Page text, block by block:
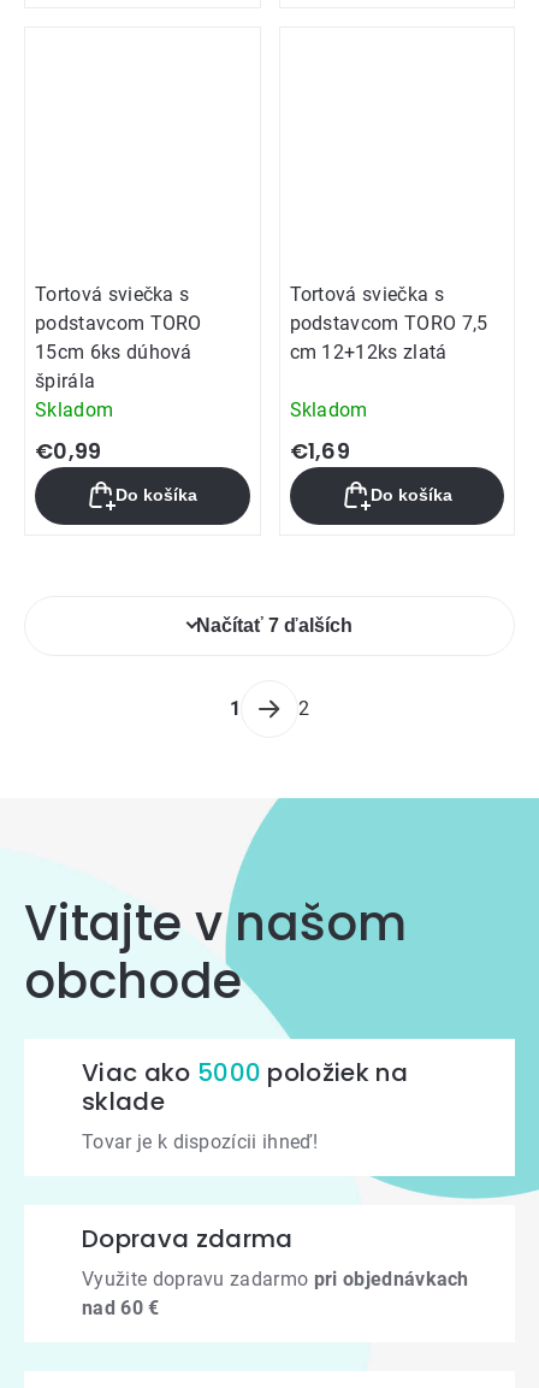
Tortová sviečka s
podstavcom TORO
15cm 6ks dúhová
špirála
Skladom
€0,99
Do košíka
Tortová sviečka s
podstavcom TORO 7,5
cm 12+12ks zlatá
Skladom
€1,69
Do košíka
Ovládacie
Načítať 7 ďalších
Stránkovanie
1 2
Vitajte v našom
obchode
Viac ako 5000 položiek na
sklade
Tovar je k dispozícii ihneď!
Doprava zdarma
Využite dopravu zadarmo pri objednávkach
nad 60 €